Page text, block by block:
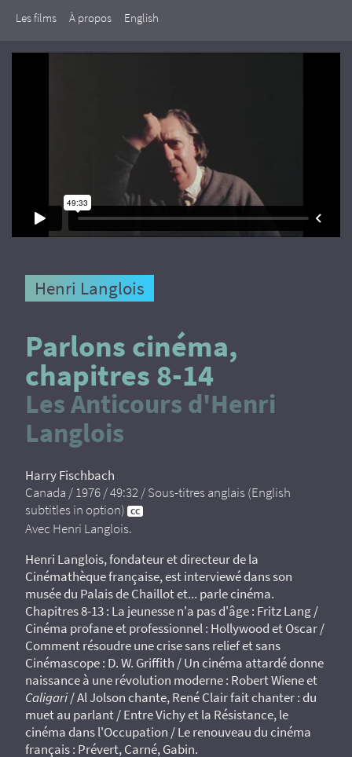
Les films À propos English
Henri Langlois
Parlons cinéma,
chapitres 8-14
Les Anticours d'Henri
Langlois
Harry Fischbach
Canada / 1976 / 49:32 / Sous-titres anglais (English
subtitles in option)
Avec Henri Langlois.
Henri Langlois, fondateur et directeur de la
Cinémathèque française, est interviewé dans son
musée du Palais de Chaillot et... parle cinéma.
Chapitres 8-13 : La jeunesse n'a pas d'âge : Fritz Lang /
Cinéma profane et professionnel : Hollywood et Oscar /
Comment résoudre une crise sans relief et sans
Cinémascope : D. W. Griffith / Un cinéma attardé donne
naissance à une révolution moderne : Robert Wiene et
Caligari/ Al Jolson chante, René Clair fait chanter : du
muet au parlant / Entre Vichy et la Résistance, le
cinéma dans l'Occupation / Le renouveau du cinéma
français : Prévert, Carné, Gabin.